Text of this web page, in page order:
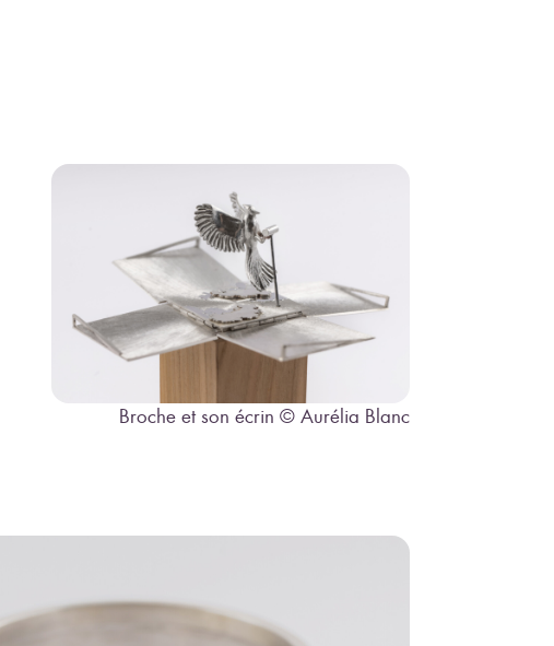
Broche et son écrin © Aurélia Blanc